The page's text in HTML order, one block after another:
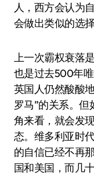
人，西方会认为
会做出类似的选择
上一次霸权衰落
也是过去500年
英国人仍然酸酸
罗马”的关系。
角来看，就会发
态。维多利亚时
的自信已经不再
国和美国，而几